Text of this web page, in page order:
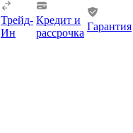
Трейд-
Ин
Кредит и
рассрочка
Гарантия